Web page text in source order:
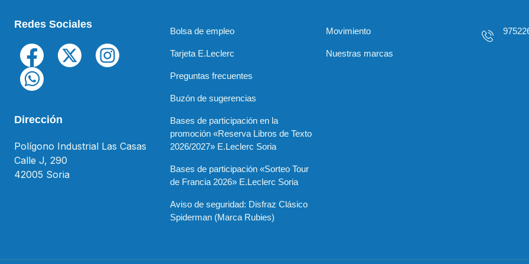
Redes Sociales
Dirección
Polígono Industrial Las Casas
Calle J, 290
42005 Soria
Bolsa de empleo
Tarjeta E.Leclerc
Preguntas frecuentes
Buzón de sugerencias
Bases de participación en la
promoción «Reserva Libros de Texto
2026/2027» E.Leclerc Soria
Bases de participación «Sorteo Tour
de Francia 2026» E.Leclerc Soria
Aviso de seguridad: Disfraz Clásico
Spiderman (Marca Rubies)
Movimiento
Nuestras marcas